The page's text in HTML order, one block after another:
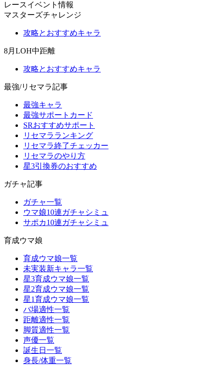
レースイベント情報
マスターズチャレンジ
攻略とおすすめキャラ
8月LOH中距離
攻略とおすすめキャラ
最強/リセマラ記事
最強キャラ
最強サポートカード
SRおすすめサポート
リセマラランキング
リセマラ終了チェッカー
リセマラのやり方
星3引換券のおすすめ
ガチャ記事
ガチャ一覧
ウマ娘10連ガチャシミュ
サポカ10連ガチャシミュ
育成ウマ娘
育成ウマ娘一覧
未実装新キャラ一覧
星3育成ウマ娘一覧
星2育成ウマ娘一覧
星1育成ウマ娘一覧
バ場適性一覧
距離適性一覧
脚質適性一覧
声優一覧
誕生日一覧
身長/体重一覧